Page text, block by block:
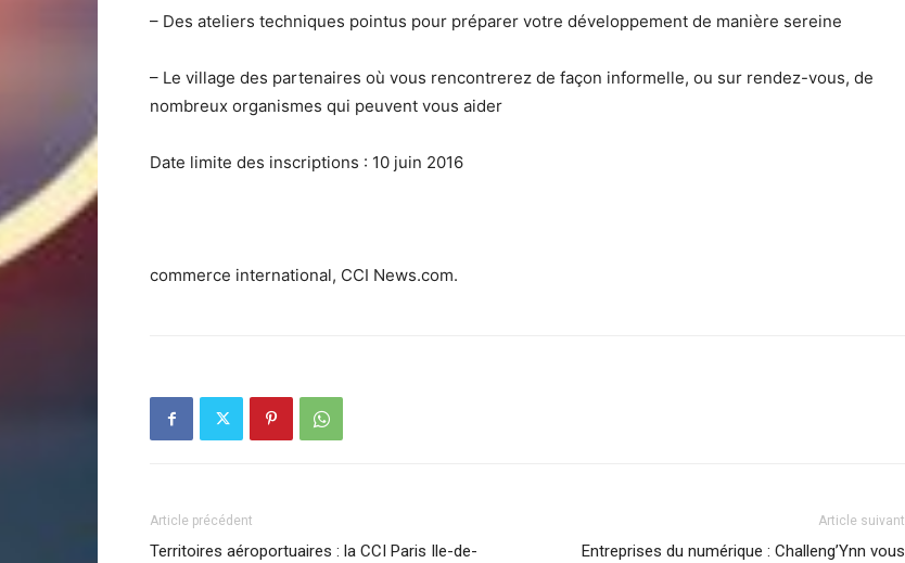
– Des ateliers techniques pointus pour préparer votre développement de manière sereine
– Le village des partenaires où vous rencontrerez de façon informelle, ou sur rendez-vous, de
nombreux organismes qui peuvent vous aider
Date limite des inscriptions : 10 juin 2016
commerce international, CCI News.com.
Article précédent
Territoires aéroportuaires : la CCI Paris Ile-de-
Article suivant
Entreprises du numérique : Challeng’Ynn vous